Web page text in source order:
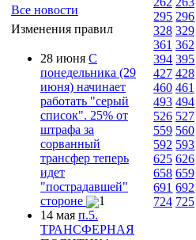
Все новости
Изменения правил
28 июня С
понедельника (29
июня) начинает
работать "серый
список". 25% от
штрафа за
сорванный
трансфер теперь
идет
"пострадавшей"
стороне
1
14 мая п.5.
ТРАНСФЕРНАЯ
295 296
328 329
361 362
394 395
427 428
460 461
493 494
526 527
559 560
592 593
625 626
658 659
691 692
724 725